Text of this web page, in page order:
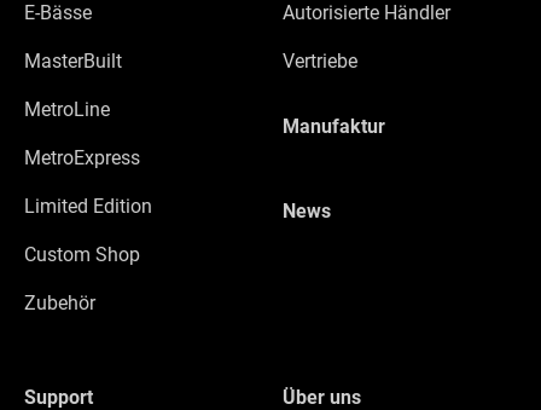
E-Bässe
MasterBuilt
MetroLine
MetroExpress
Limited Edition
Custom Shop
Zubehör
Autorisierte Händler
Vertriebe
Manufaktur
News
Support Über uns